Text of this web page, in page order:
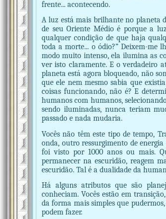
frente... acontecendo.
A luz está mais brilhante no planeta
de seu Oriente Médio é porque a
qualquer condição de que haja
toda a morte... o ódio?” Deixem-me
modo muito intenso, ela ilumina as
ver isto claramente. E o verdadeiro
planeta está agora bloqueado, não
que ele nem mesmo sabia que
coisas funcionando, não é? E
humanos com humanos,
sendo iluminadas, nunca teriam
passado e nada mudaria.
Vocês não têm este tipo de tempo,
onda, outro ressurgimento de
foi visto por 1000 anos ou mais.
permanecer na escuridão, reagem
escuridão. Tal é a dualidade da
Há alguns atributos que são
conheciam. Vocês estão em
da forma mais simples que
podem fazer.